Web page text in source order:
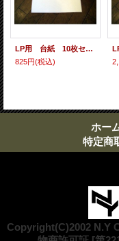
LP用 台紙 10枚セット
825円(税込)
ホー
特定商
Copyright(C)2002 N.Y